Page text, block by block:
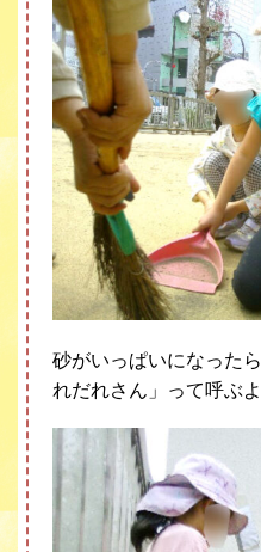
砂がいっぱいになった
れだれさん」って呼ぶよ